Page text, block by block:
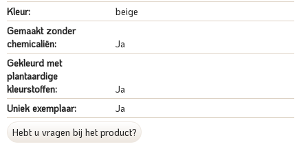
Kleur:
beige
Gemaakt zonder
chemicaliën:
Ja
Gekleurd met
plantaardige
kleurstoffen:
Ja
Uniek exemplaar:
Ja
Hebt u vragen bij het product?